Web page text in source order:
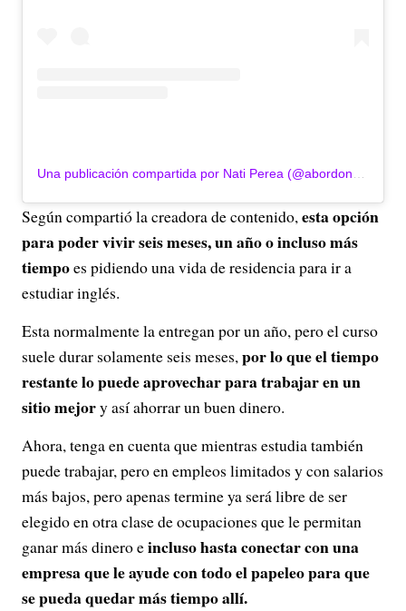
Según compartió la creadora de contenido,esta opción
para poder vivir seis meses, un año o incluso más
tiempoes pidiendo una vida de residencia para ir a
estudiar inglés.
Esta normalmente la entregan por un año, pero el curso
suele durar solamente seis meses,por lo que el tiempo
restante lo puede aprovechar para trabajar en un
sitio mejory así ahorrar un buen dinero.
Ahora, tenga en cuenta que mientras estudia también
puede trabajar, pero en empleos limitados y con salarios
más bajos, pero apenas termine ya será libre de ser
elegido en otra clase de ocupaciones que le permitan
ganar más dinero eincluso hasta conectar con una
empresa que le ayude con todo el papeleo para que
se pueda quedar más tiempo allí.